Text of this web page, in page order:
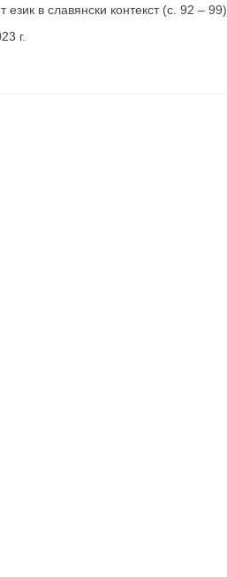
в славянски контекст (с. 92 – 99).
г.